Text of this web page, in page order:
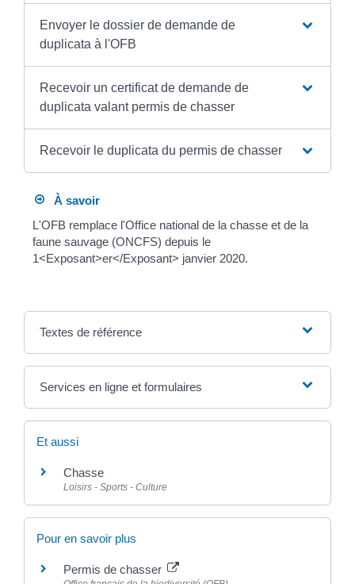
Envoyer le dossier de demande de
duplicata à l'OFB
Recevoir un certificat de demande de
duplicata valant permis de chasser
Recevoir le duplicata du permis de chasser
À savoir
L'OFB remplace l'Office national de la chasse et de la
faune sauvage (ONCFS) depuis le
1<Exposant>er</Exposant> janvier 2020.
Textes de référence
Services en ligne et formulaires
Et aussi
Chasse
Loisirs - Sports - Culture
Pour en savoir plus
Permis de chasser